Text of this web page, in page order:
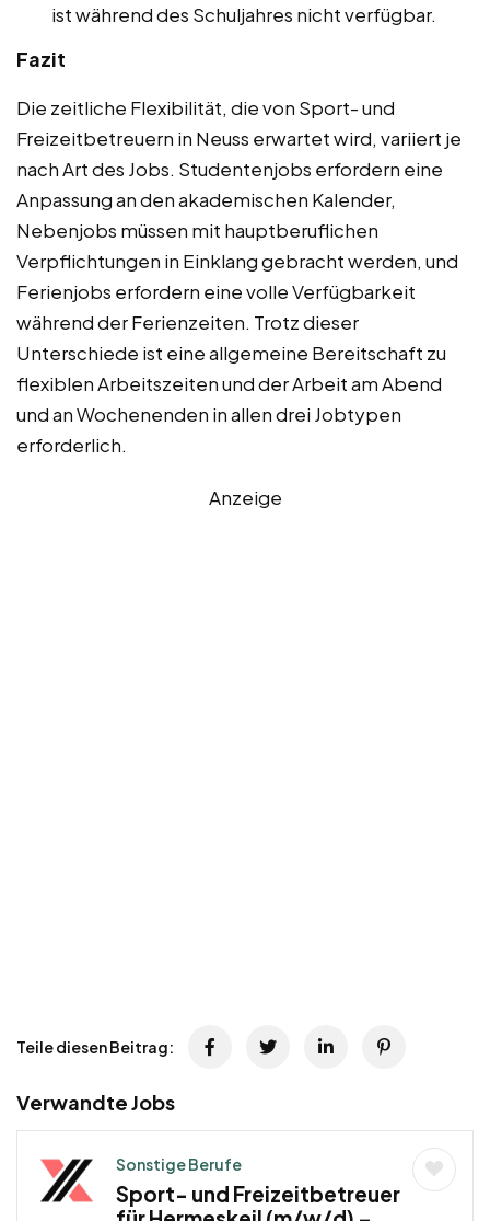
ist während des Schuljahres nicht verfügbar.
Fazit
Die zeitliche Flexibilität, die von Sport- und
Freizeitbetreuern in Neuss erwartet wird, variiert je
nach Art des Jobs. Studentenjobs erfordern eine
Anpassung an den akademischen Kalender,
Nebenjobs müssen mit hauptberuflichen
Verpflichtungen in Einklang gebracht werden, und
Ferienjobs erfordern eine volle Verfügbarkeit
während der Ferienzeiten. Trotz dieser
Unterschiede ist eine allgemeine Bereitschaft zu
flexiblen Arbeitszeiten und der Arbeit am Abend
und an Wochenenden in allen drei Jobtypen
erforderlich.
Anzeige
Teile diesen Beitrag:
Verwandte Jobs
Sonstige Berufe
Sport- und Freizeitbetreuer